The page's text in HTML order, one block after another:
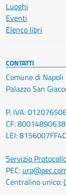
Luoghi
Eventi
Elenco libri
CONTATTI
Comune di Napoli
Palazzo San
P. IVA:
CF: 80014890638
LEI:
Servizio
PEC:
Centralino unico: